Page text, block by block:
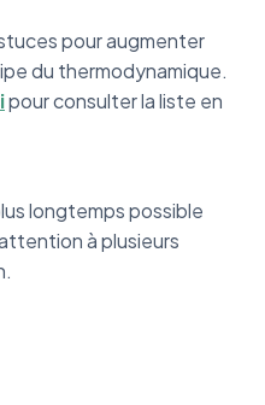
pour augmenter
du thermodynamique.
pour consulter la liste en
longtemps possible
à plusieurs